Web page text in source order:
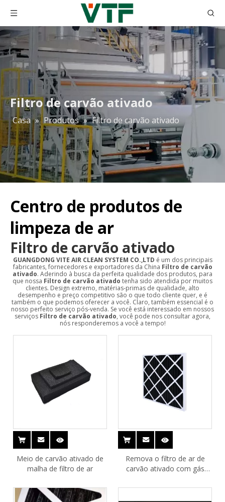
Filtro de carvão ativado
Casa » Produtos » Filtro de carvão ativado
Centro de produtos de
limpeza de ar
Filtro de carvão ativado
GUANGDONG VITE AIR CLEAN SYSTEM CO.,LTD é um dos principais
fabricantes, fornecedores e exportadores da China Filtro de carvão
ativado. Aderindo à busca da perfeita qualidade dos produtos, para
que nossa Filtro de carvão ativado tenha sido atendida por muitos
clientes. Design extremo, matérias-primas de qualidade, alto
desempenho e preço competitivo são o que todo cliente quer, e é
também o que podemos oferecer a você. Claro, também essencial é o
nosso perfeito serviço pós-venda. Se você está interessado em nossos
serviços Filtro de carvão ativado, você pode nos consultar agora,
nós responderemos a você a tempo!
Meio de carvão ativado de
malha de filtro de ar
Remova o filtro de ar de
carvão ativado com gás